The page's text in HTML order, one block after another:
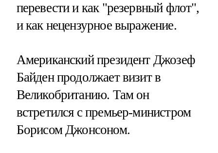
перевести и как "резервный флот",
и как нецензурное выражение.
Американский президент Джозеф
Байден продолжает визит в
Великобританию. Там он
встретился с премьер-министром
Борисом Джонсоном.